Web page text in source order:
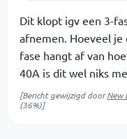
Dit klopt igv een 3-
afnemen. Hoeveel
fase hangt af van
40A is dit wel niks
[Bericht gewijzigd doorNew
(36%)]